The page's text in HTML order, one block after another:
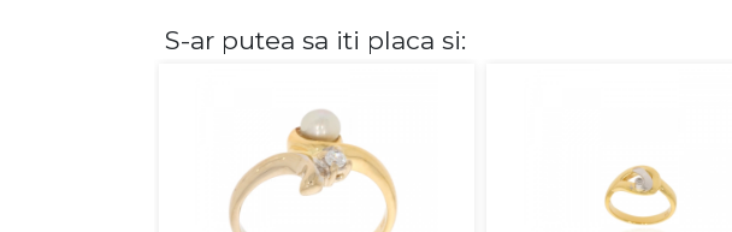
Vezi toate
S-ar putea sa iti placa si: